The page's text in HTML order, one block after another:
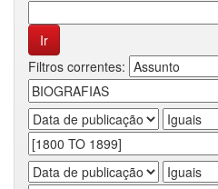
Filtros correntes: